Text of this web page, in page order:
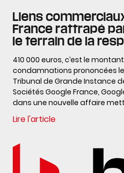
Liens
France rattrapé
le terrain de la
410 000 euros, c’est le
condamnations prononcées le
Tribunal de Grande Instance
Sociétés Google France,
dans une nouvelle affaire
Lire l'article